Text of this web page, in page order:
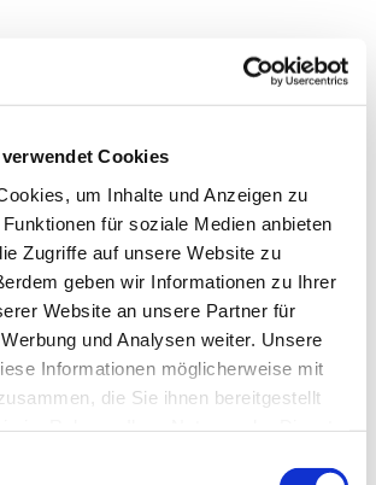
Cookies
um Inhalte und Anzeigen zu
für soziale Medien anbieten
Zugriffe auf unsere Website zu
geben wir Informationen zu Ihrer
Website an unsere Partner für
und Analysen weiter. Unsere
Informationen möglicherweise mit
die Sie ihnen bereitgestellt